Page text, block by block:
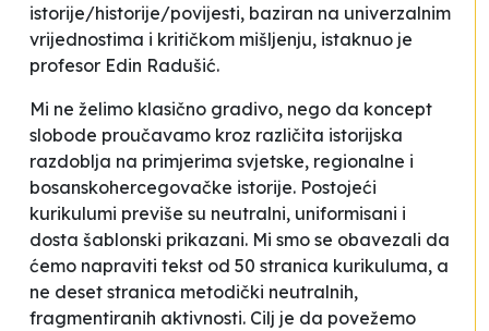
istorije/historije/povijesti, baziran na univerzalnim
vrijednostima i kritičkom mišljenju, istaknuo je
profesor Edin Radušić.
Mi ne želimo klasično gradivo, nego da koncept
slobode proučavamo kroz različita istorijska
razdoblja na primjerima svjetske, regionalne i
bosanskohercegovačke istorije. Postojeći
kurikulumi previše su neutralni, uniformisani i
dosta šablonski prikazani. Mi smo se obavezali da
ćemo napraviti tekst od 50 stranica kurikuluma, a
ne deset stranica metodički neutralnih,
fragmentiranih aktivnosti. Cilj je da povežemo